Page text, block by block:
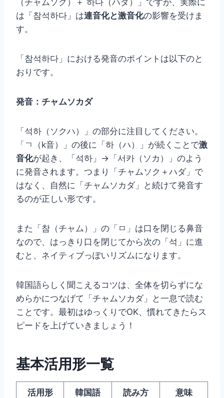
は「참석하다」は連音化と激音化の影響を受けま
す。
「참석하다」における発音のポイントは以下のと
おりです。
発音：チャムソカダ
「석하（ソクハ）」の部分に注目してください。
「ㄱ（k音）」の後に「하（ハ）」が続くことで激
音化が起き、「석하」→「서카（ソカ）」のよう
に発音されます。つまり「チャムソク＋ハダ」で
はなく、自然に「チャムソカダ」と続けて発音す
るのが正しい形です。
また「참（チャム）」の「ㅁ」は口を閉じる鼻音
なので、はっきり口を閉じてから次の「석」に進
むと、ネイティブっぽいリズムになります。
韓国語らしく聞こえるコツは、全体を切らずにな
めらかにつなげて「チャムソカダ」と一息で読む
ことです。最初はゆっくりでOK、慣れてきたらス
ピードを上げていきましょう！
基本活用形一覧
活用形 韓国語 読み方 意味